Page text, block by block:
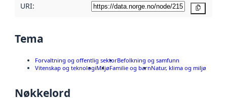
URI:
Tema
Forvaltning og offentlig sektorBefolkning og samfunn
Vitenskap og teknologiMiljøFamilie og barnNatur, klima og miljø
Nøkkelord